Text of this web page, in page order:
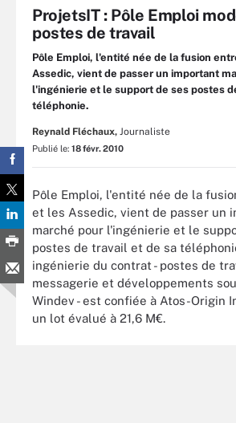
ProjetsIT : Pôle Emploi
postes de travail
Pôle Emploi, l'entité née de la fusion
Assedic, vient de passer un important
l'ingénierie et le support de ses postes
téléphonie.
Reynald Fléchaux, Journaliste
Publié le: 18 févr. 2010
Pôle Emploi, l'entité née de la
et les Assedic, vient de passer un
marché pour l'ingénierie et le
postes de travail et de sa
ingénierie du contrat - postes de
messagerie et développements
Windev - est confiée à Atos-Origin
un lot évalué à 21,6 M€.